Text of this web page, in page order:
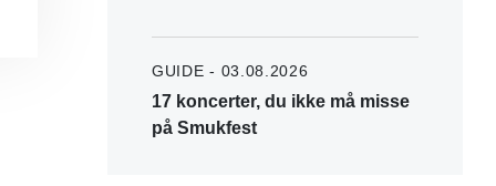
GUIDE - 03.08.2026
17 koncerter, du ikke må misse
på Smukfest